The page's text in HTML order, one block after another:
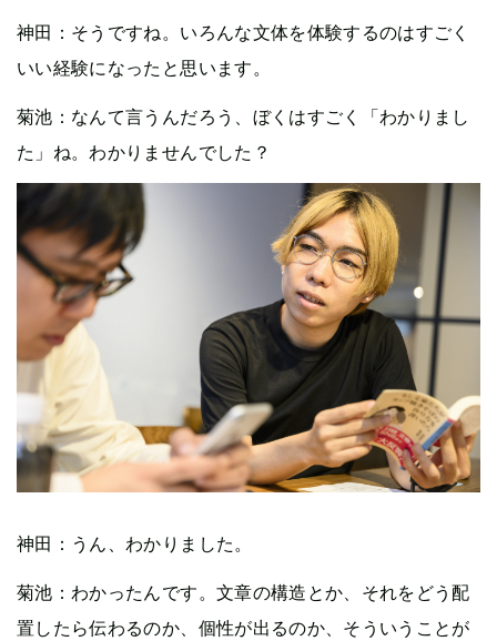
神田：そうですね。いろんな文体を体験するのはすごく
いい経験になったと思います。
菊池：なんて言うんだろう、ぼくはすごく「わかりまし
た」ね。わかりませんでした？
神田：うん、わかりました。
菊池：わかったんです。文章の構造とか、それをどう配
置したら伝わるのか、個性が出るのか、そういうことが